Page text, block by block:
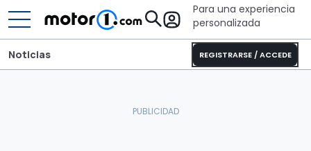
Para una experiencia
personalizada
REGISTRARSE / ACCEDE
Noticias